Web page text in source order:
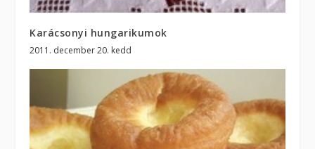
Karácsonyi hungarikumok
2011. december 20. kedd